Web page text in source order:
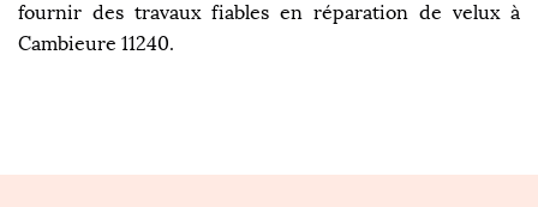
fournir des travaux fiables en réparation de velux à
Cambieure 11240.